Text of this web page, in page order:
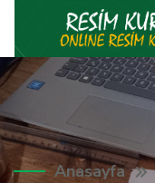
Anasayfa